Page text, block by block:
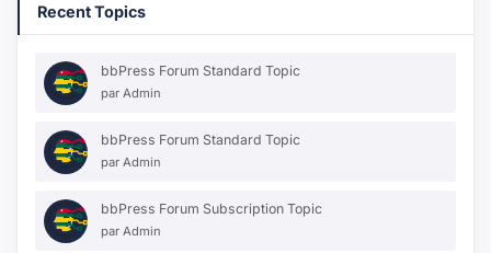
Recent Topics
bbPress Forum Standard Topic
par Admin
bbPress Forum Standard Topic
par Admin
bbPress Forum Subscription Topic
par Admin